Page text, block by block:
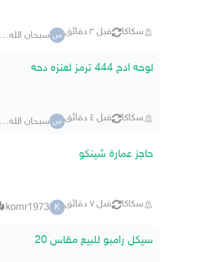
سكاكا قبل ٣ دقائق س سبحان الله73
لوحه ادح 444 ترمز لعنزه دحه
سكاكا قبل ٤ دقائق س سبحان الله73
حاجز عمارة شينكو
سكاكا قبل ٧ دقائق K
komr1973
سيكل رامبو للبيع مقاس 20